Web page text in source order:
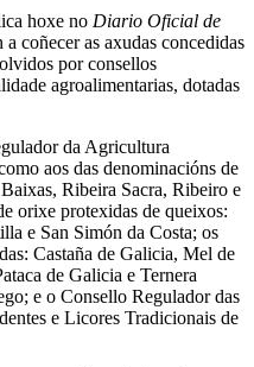
hoxe no Diario Oficial de
a coñecer as axudas concedidas
por consellos
agroalimentarias, dotadas
da Agricultura
aos das denominacións de
Ribeira Sacra, Ribeiro e
orixe protexidas de queixos:
e San Simón da Costa; os
Castaña de Galicia, Mel de
de Galicia e Ternera
e o Consello Regulador das
e Licores Tradicionais de